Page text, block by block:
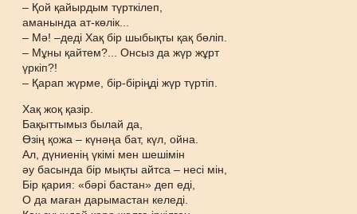
– Қой қайырдым түрткілеп,
аманында ат-көлік...
– Мә! –деді Хақ бір шыбықты қақ бөліп.
– Мұны қайтем?... Онсыз да жүр жұрт
үркіп?!
– Қарап жүрме, бір-біріңді жүр түртіп.
Хақ жоқ қазір.
Бақыттымыз былай да,
Өзің қожа – күнәңа бат, күл, ойна.
Ал, дүниенің үкімі мен шешімін
әу басында бір мықты айтса – несі мін,
Бір қария: «бәрі бастан» деп еді,
О да маған дарымастан келеді.